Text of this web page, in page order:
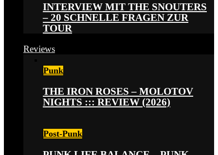
INTERVIEW MIT THE SNOUTERS
– 20 SCHNELLE FRAGEN ZUR
TOUR
Reviews
Punk
THE IRON ROSES – MOLOTOV
NIGHTS ::: REVIEW (2026)
Post-Punk